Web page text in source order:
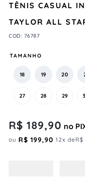
TÊNIS CASUAL
TAYLOR ALL
COD: 76787
TAMANHO
18 19 20
27 28 29
R$ 189,90 no
ou R$ 199,90 12x deR$